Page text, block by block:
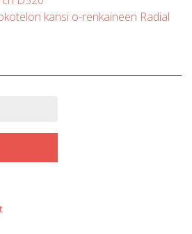
kansi o-renkaineen Radial